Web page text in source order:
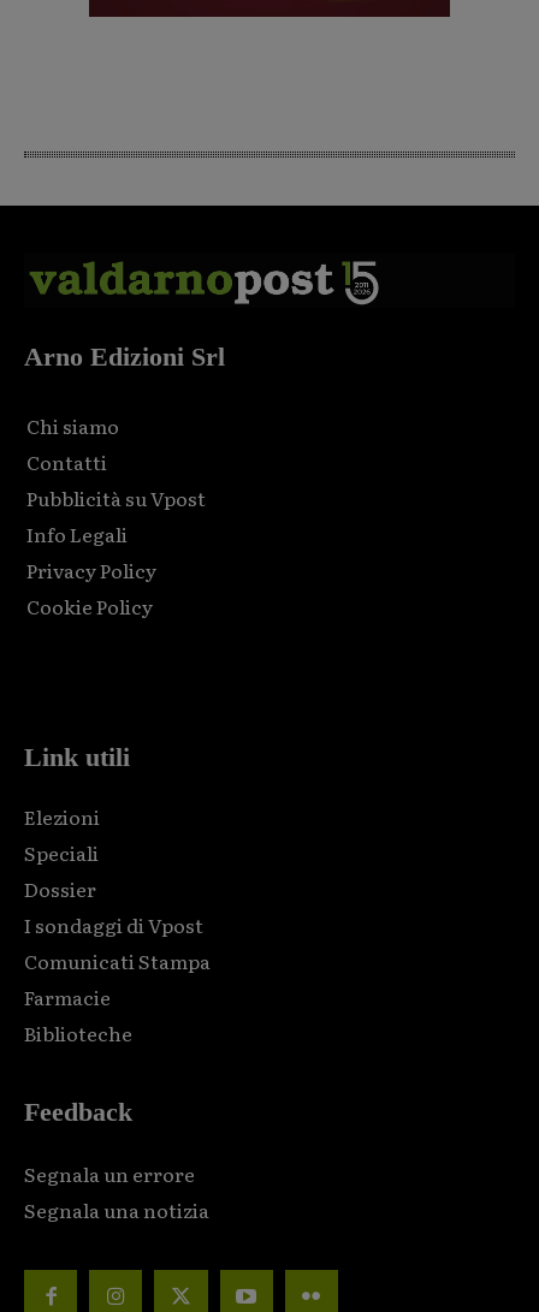
Arno Edizioni Srl
Chi siamo
Contatti
Pubblicità su Vpost
Info Legali
Privacy Policy
Cookie Policy
Link utili
Elezioni
Speciali
Dossier
I sondaggi di Vpost
Comunicati Stampa
Farmacie
Biblioteche
Feedback
Segnala un errore
Segnala una notizia